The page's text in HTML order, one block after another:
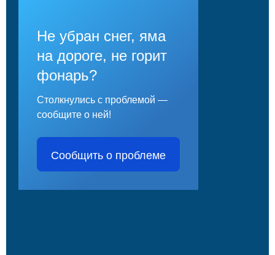
Не убран снег, яма
на дороге, не горит
фонарь?
Столкнулись с проблемой —
сообщите о ней!
Сообщить о проблеме